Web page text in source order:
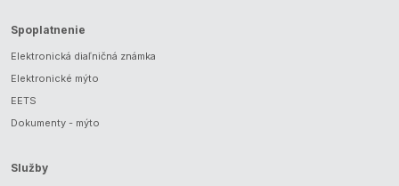
Spoplatnenie
Elektronická diaľničná známka
Elektronické mýto
EETS
Dokumenty - mýto
Služby